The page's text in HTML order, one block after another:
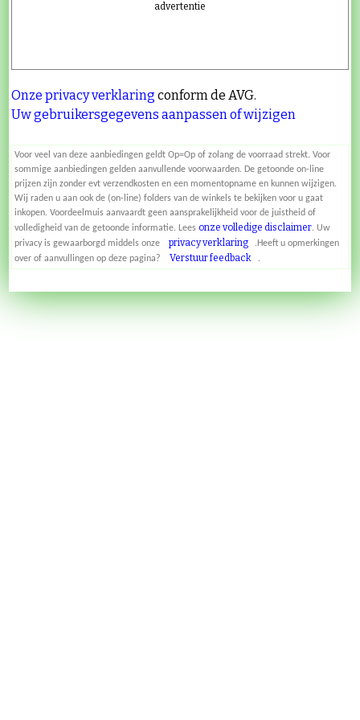
advertentie
Onze privacy verklaring conform de AVG.
Uw gebruikersgegevens aanpassen of wijzigen
Voor veel van deze aanbiedingen geldt Op=Op of zolang de voorraad strekt. Voor
sommige aanbiedingen gelden aanvullende voorwaarden. De getoonde on-line
prijzen zijn zonder evt verzendkosten en een momentopname en kunnen wijzigen.
Wij raden u aan ook de (on-line) folders van de winkels te bekijken voor u gaat
inkopen. Voordeelmuis aanvaardt geen aansprakelijkheid voor de juistheid of
volledigheid van de getoonde informatie. Lees onze volledige disclaimer. Uw
privacy is gewaarborgd middels onze
privacy verklaring
.Heeft u opmerkingen
over of aanvullingen op deze pagina?
Verstuur feedback .